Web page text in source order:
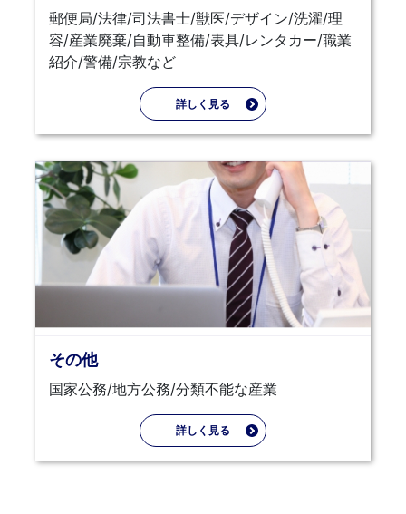
郵便局/法律/司法書士/獣医/デザイン/洗濯/理
容/産業廃棄/自動車整備/表具/レンタカー/職業
紹介/警備/宗教など
詳しく見る
その他
国家公務/地方公務/分類不能な産業
詳しく見る